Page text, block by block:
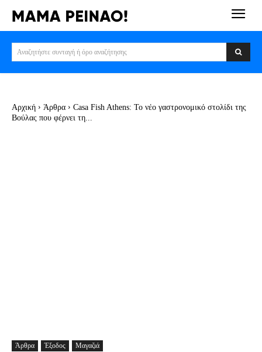
Αναζητήστε συνταγή ή όρο αναζήτησης
Αρχική Άρθρα
Casa Fish Athens: Το νέο γαστρονομικό στολίδι της
Βούλας που φέρνει τη...
Άρθρα Έξοδος Μαγαζιά